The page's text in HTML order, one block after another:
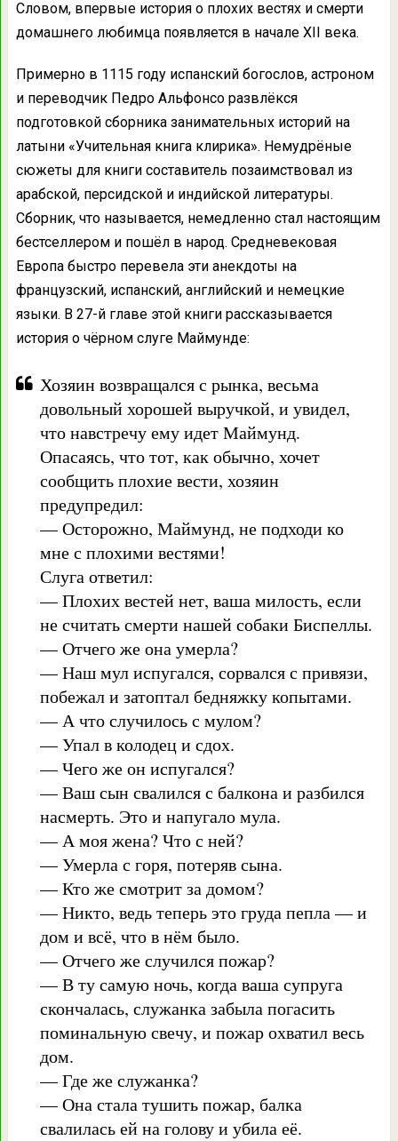
Словом, впервые история о плохих вестях и смерти
домашнего любимца появляется в начале XII века.
Примерно в 1115 году испанский богослов, астроном
и переводчик Педро Альфонсо развлёкся
подготовкой сборника занимательных историй на
латыни «Учительная книга клирика». Немудрёные
сюжеты для книги составитель позаимствовал из
арабской, персидской и индийской литературы.
Сборник, что называется, немедленно стал настоящим
бестселлером и пошёл в народ. Средневековая
Европа быстро перевела эти анекдоты на
французский, испанский, английский и немецкие
языки. В 27-й главе этой книги рассказывается
история о чёрном слуге Маймунде:
Хозяин возвращался с рынка, весьма
довольный хорошей выручкой, и увидел,
что навстречу ему идет Маймунд.
Опасаясь, что тот, как обычно, хочет
сообщить плохие вести, хозяин
предупредил:
— Осторожно, Маймунд, не подходи ко
мне с плохими вестями!
Слуга ответил:
— Плохих вестей нет, ваша милость, если
не считать смерти нашей собаки Биспеллы.
— Отчего же она умерла?
— Наш мул испугался, сорвался с привязи,
побежал и затоптал бедняжку копытами.
— А что случилось с мулом?
— Упал в колодец и сдох.
— Чего же он испугался?
— Ваш сын свалился с балкона и разбился
насмерть. Это и напугало мула.
— А моя жена? Что с ней?
— Умерла с горя, потеряв сына.
— Кто же смотрит за домом?
— Никто, ведь теперь это груда пепла — и
дом и всё, что в нём было.
— Отчего же случился пожар?
— В ту самую ночь, когда ваша супруга
скончалась, служанка забыла погасить
поминальную свечу, и пожар охватил весь
дом.
— Где же служанка?
— Она стала тушить пожар, балка
свалилась ей на голову и убила её.